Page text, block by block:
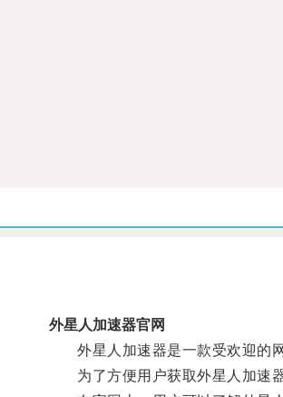
外星人加速器官网
外星人加速器是一款受欢迎的网
为了方便用户获取外星人加速器